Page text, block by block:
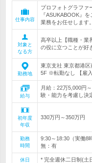
仕事内容
プロフォトグラファ
『ASUKABOOK』
業務をお任せします。
対象と
なる方
高卒以上【職種・業
の役に立つことが好
勤務地
東京支社 東京都港
5F ※転勤なし 【雇
給与
月給：22万5,000円
験・能力を考慮し決
初年度
年収
330万円～350万円
勤務
時間
9:30～18:30（実働
無：有
休日
* 完全週休二日制(土